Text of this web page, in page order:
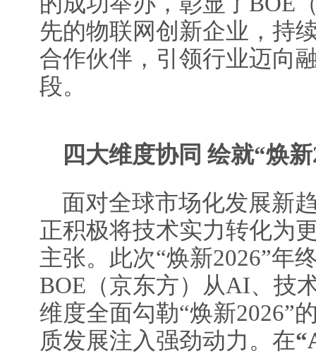
先的物联网创新企业，持
合作伙伴，引领行业迈向
段。
四大维度协同 绘就“焕
面对全球市场化发展新
正积极将技术实力转化为
主张。此次“焕新2026”年
BOE（京东方）从AI、技
维度全面勾勒“焕新2026”
质发展注入强劲动力。在